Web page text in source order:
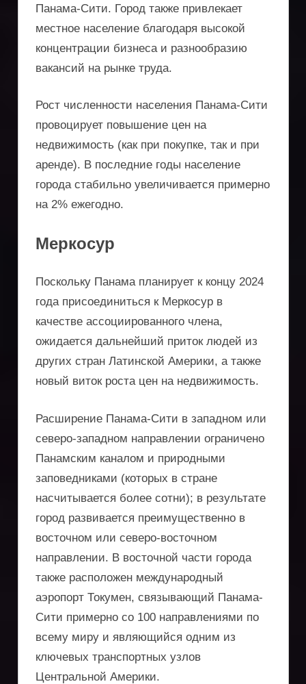
Панама-Сити. Город также привлекает
местное население благодаря высокой
концентрации бизнеса и разнообразию
вакансий на рынке труда.
Рост численности населения Панама-Сити
провоцирует повышение цен на
недвижимость (как при покупке, так и при
аренде). В последние годы население
города стабильно увеличивается примерно
на 2% ежегодно.
Меркосур
Поскольку Панама планирует к концу 2024
года присоединиться к Меркосур в
качестве ассоциированного члена,
ожидается дальнейший приток людей из
других стран Латинской Америки, а также
новый виток роста цен на недвижимость.
Расширение Панама-Сити в западном или
северо-западном направлении ограничено
Панамским каналом и природными
заповедниками (которых в стране
насчитывается более сотни); в результате
город развивается преимущественно в
восточном или северо-восточном
направлении. В восточной части города
также расположен международный
аэропорт Токумен, связывающий Панама-
Сити примерно со 100 направлениями по
всему миру и являющийся одним из
ключевых транспортных узлов
Центральной Америки.